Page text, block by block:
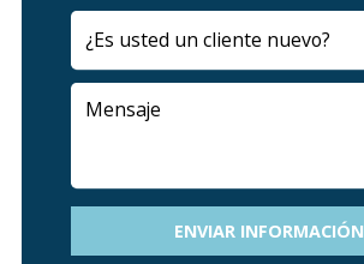
ENVIAR INFORMACIÓN